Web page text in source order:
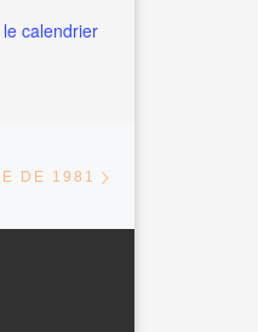
le calendrier
DE 1981